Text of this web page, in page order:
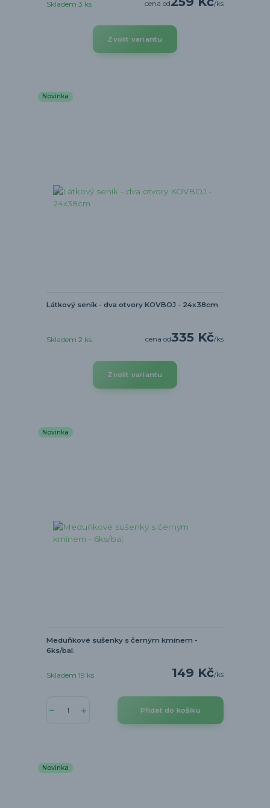
cena od /ks
Skladem 3 ks
Zvolit variantu
Novinka
Látkový seník - dva otvory KOVBOJ - 24x38cm
cena od335 Kč/ks
Skladem 2 ks
Zvolit variantu
Novinka
Meduňkové sušenky s černým kmínem -
6ks/bal.
149 Kč/ks
Skladem 19 ks
Přidat do košíku
Novinka